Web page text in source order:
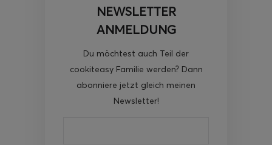
NEWSLETTER
ANMELDUNG
Du möchtest auch Teil der
cookiteasy Familie werden? Dann
abonniere jetzt gleich meinen
Newsletter!